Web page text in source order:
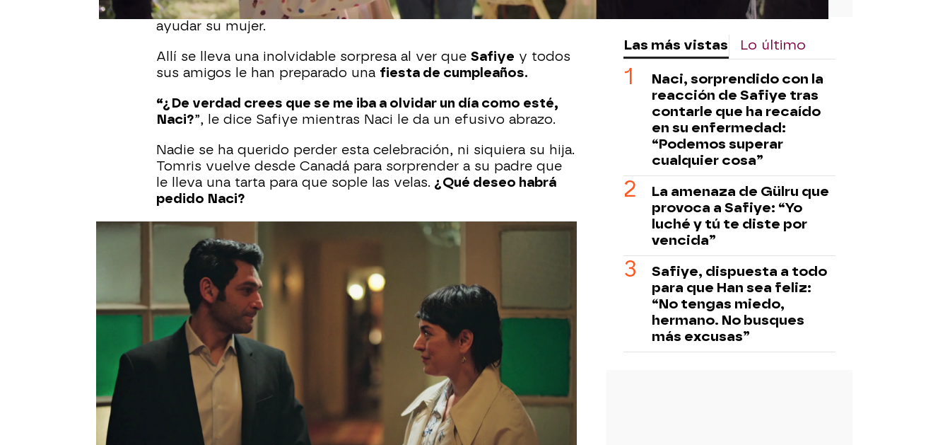
perdido a ‘Soldadito’ en el parque y el joven va corriendo a
ayudar su mujer.
Allí se lleva una inolvidable sorpresa al ver que Safiye y todos
sus amigos le han preparado una fiesta de cumpleaños.
“¿De verdad crees que se me iba a olvidar un día como esté,
Naci?”, le dice Safiye mientras Naci le da un efusivo abrazo.
Nadie se ha querido perder esta celebración, ni siquiera su hija.
Tomris vuelve desde Canadá para sorprender a su padre que
le lleva una tarta para que sople las velas. ¿Qué deseo habrá
pedido Naci?
Safiye Inocentes
Las más vistas Lo último
Naci, sorprendido con la
reacción de Safiye tras
contarle que ha recaído
en su enfermedad:
“Podemos superar
cualquier cosa”
La amenaza de Gülru que
provoca a Safiye: “Yo
luché y tú te diste por
vencida”
Safiye, dispuesta a todo
para que Han sea feliz:
“No tengas miedo,
hermano. No busques
más excusas”